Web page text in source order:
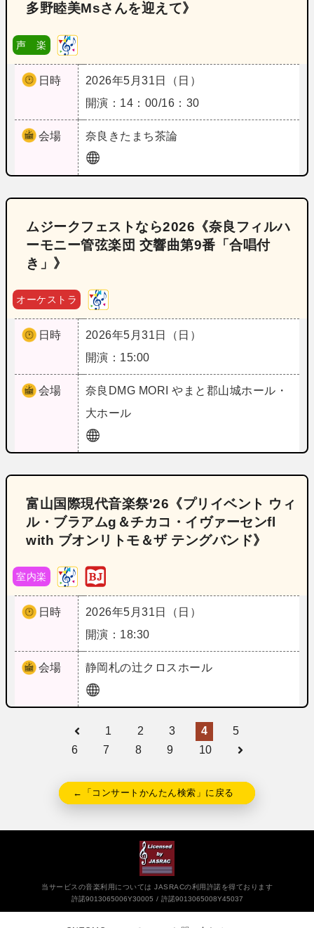
多野睦美Msさんを迎えて》
声 楽
日時
2026年5月31日（日）
開演：14：00/16：30
会場 奈良 きたまち茶論
ムジークフェストなら2026《奈良フィルハ
ーモニー管弦楽団 交響曲第9番「合唱付
き」》
オーケストラ
日時
2026年5月31日（日）
開演：15:00
会場 奈良 DMG MORI やまと郡山城ホール・
大ホール
富山国際現代音楽祭'26《プリイベント ウィ
ル・ブラアムg＆チカコ・イヴァーセンfl
with ブオンリトモ＆ザ テングバンド》
室内楽
日時
2026年5月31日（日）
開演：18:30
会場 静岡札の辻クロスホール
1 2 3 4
5
6
7 8 9 10
←「コンサートかんたん検索」に戻る
当サービスの音楽利用については JASRACの利用許諾を得ております
許諾9013065006Y30005
許諾9013065008Y45037